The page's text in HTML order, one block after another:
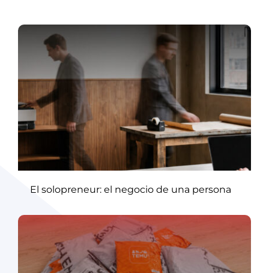
El solopreneur: el negocio de una persona